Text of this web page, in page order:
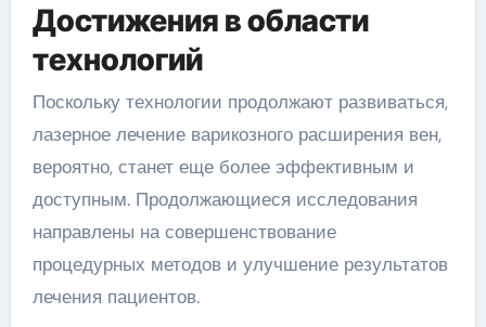
Достижения в области
технологий
Поскольку технологии продолжают развиваться,
лазерное лечение варикозного расширения вен,
вероятно, станет еще более эффективным и
доступным. Продолжающиеся исследования
направлены на совершенствование
процедурных методов и улучшение результатов
лечения пациентов.